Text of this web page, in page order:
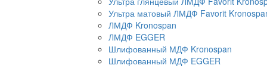
Ультра матовый ЛМДФ Favorit
ЛМДФ Kronospan
ЛМДФ EGGER
Шлифованный МДФ Kronospan
Шлифованный МДФ EGGER